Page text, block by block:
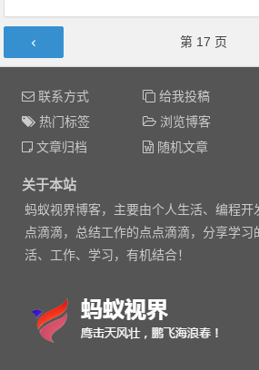
文章导航 第 17 页
联系方式 给我投稿
热门标签
浏览博客
文章归档
随机文章
关于本站
蚂蚁视界博客，主要由个人生活、编程开
点滴滴，总结工作的点点滴滴，分享学习
活、工作、学习，有机结合！